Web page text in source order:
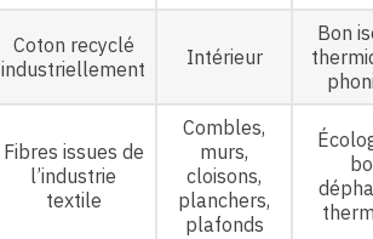
Coton recyclé
industriellement
Intérieur
Bon
Fibres issues de
l’industrie
textile
Combles,
murs,
cloisons,
planchers,
plafonds